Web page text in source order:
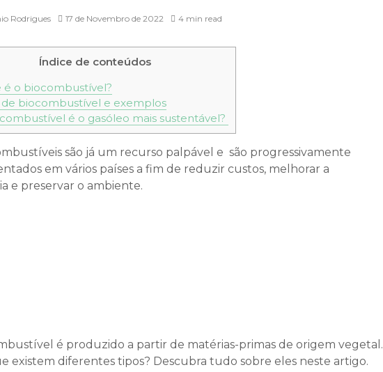
Rodrigues 17 de Novembro de 2022 4 min read
Índice de conteúdos
é o biocombustível?
de biocombustível e exemplos
é o gasóleo mais sustentável?
são já um recurso palpável e são progressivamente
em vários países a fim de reduzir custos, melhorar a
e preservar o ambiente.
é produzido a partir de matérias-primas de origem vegetal.
existem diferentes tipos? Descubra tudo sobre eles neste artigo.